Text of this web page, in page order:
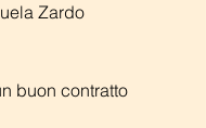
Zardo
buon contratto